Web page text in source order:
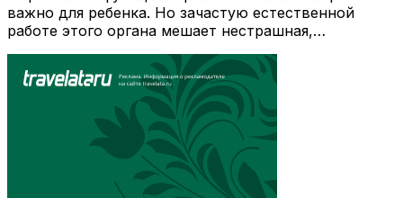
важно для ребенка. Но зачастую естественной
работе этого органа мешает нестрашная,…